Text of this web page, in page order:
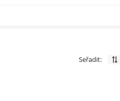
Seřadit: